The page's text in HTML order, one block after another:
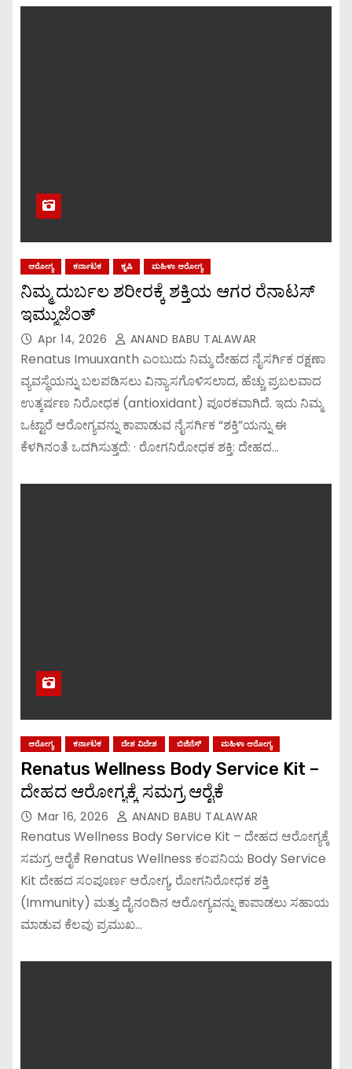
ಆರೋಗ್ಯ ಕರ್ನಾಟಕ ಕೃಷಿ ಮಹಿಳಾ ಆರೋಗ್ಯ
ನಿಮ್ಮ ದುರ್ಬಲ ಶರೀರಕ್ಕೆ ಶಕ್ತಿಯ ಆಗರ ರೆನಾಟಸ್
ಇಮ್ಮುಜೆಂತ್
Apr 14, 2026 ANAND BABU TALAWAR
Renatus Imuuxanth ಎಂಬುದು ನಿಮ್ಮ ದೇಹದ ನೈಸರ್ಗಿಕ ರಕ್ಷಣಾ
ವ್ಯವಸ್ಥೆಯನ್ನು ಬಲಪಡಿಸಲು ವಿನ್ಯಾಸಗೊಳಿಸಲಾದ, ಹೆಚ್ಚು ಪ್ರಬಲವಾದ
ಉತ್ಕರ್ಷಣ ನಿರೋಧಕ (antioxidant) ಪೂರಕವಾಗಿದೆ. ಇದು ನಿಮ್ಮ
ಒಟ್ಟಾರೆ ಆರೋಗ್ಯವನ್ನು ಕಾಪಾಡುವ ನೈಸರ್ಗಿಕ “ಶಕ್ತಿ”ಯನ್ನು ಈ
ಕೆಳಗಿನಂತೆ ಒದಗಿಸುತ್ತದೆ: · ರೋಗನಿರೋಧಕ ಶಕ್ತಿ: ದೇಹದ…
ಆರೋಗ್ಯ ಕರ್ನಾಟಕ ದೇಶ ವಿದೇಶ ಬಿಜಿನೆಸ್ ಮಹಿಳಾ ಆರೋಗ್ಯ
Renatus Wellness Body Service Kit –
ದೇಹದ ಆರೋಗ್ಯಕ್ಕೆ ಸಮಗ್ರ ಆರೈಕೆ
Mar 16, 2026 ANAND BABU TALAWAR
Renatus Wellness Body Service Kit – ದೇಹದ ಆರೋಗ್ಯಕ್ಕೆ
ಸಮಗ್ರ ಆರೈಕೆ Renatus Wellness ಕಂಪನಿಯ Body Service
Kit ದೇಹದ ಸಂಪೂರ್ಣ ಆರೋಗ್ಯ, ರೋಗನಿರೋಧಕ ಶಕ್ತಿ
(Immunity) ಮತ್ತು ದೈನಂದಿನ ಆರೋಗ್ಯವನ್ನು ಕಾಪಾಡಲು ಸಹಾಯ
ಮಾಡುವ ಕೆಲವು ಪ್ರಮುಖ…